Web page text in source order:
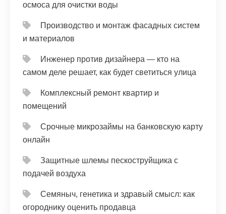
осмоса для очистки воды
Производство и монтаж фасадных систем
и материалов
Инженер против дизайнера — кто на
самом деле решает, как будет светиться улица
Комплексный ремонт квартир и
помещений
Срочные микрозаймы на банковскую карту
онлайн
Защитные шлемы пескоструйщика с
подачей воздуха
Семяныч, генетика и здравый смысл: как
огороднику оценить продавца